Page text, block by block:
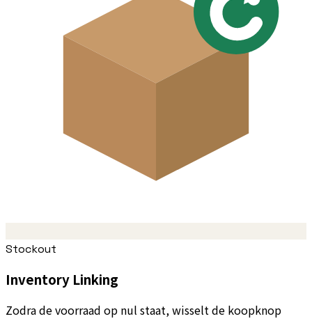
Stockout
Inventory Linking
Zodra de voorraad op nul staat, wisselt de koopknop